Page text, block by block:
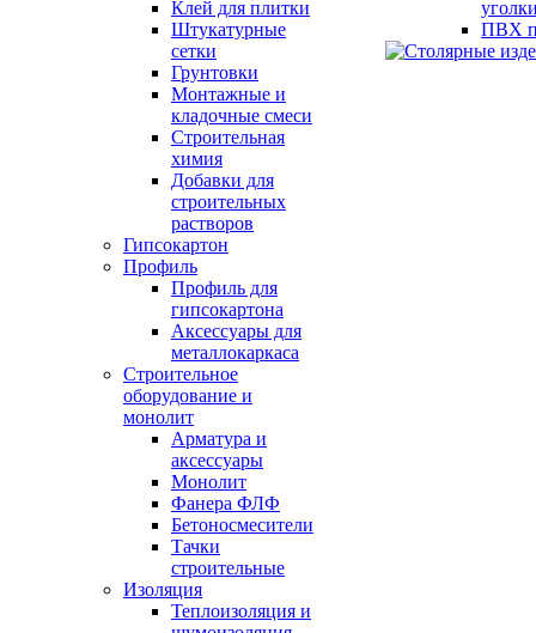
Клей для плитки
Штукатурные
сетки
Грунтовки
Монтажные и
кладочные смеси
Строительная
химия
Добавки для
строительных
растворов
Гипсокартон
Профиль
Профиль для
гипсокартона
Аксессуары для
металлокаркаса
Строительное
оборудование и
монолит
Арматура и
аксессуары
Монолит
Фанера ФЛФ
Бетоносмесители
Тачки
строительные
Изоляция
Теплоизоляция и
ПВХ